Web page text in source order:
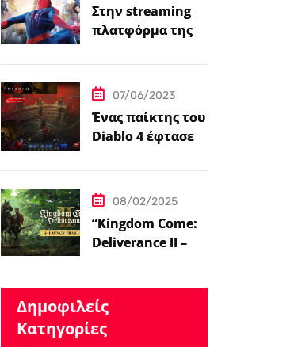
βιντεοπαιχνιδιού στον
κινηματογράφο
Στην streaming
πλατφόρμα της
σήμερα πέντε
ταινίες Spider-
Man
07/06/2023
Ένας παίκτης του
Diablo 4 έφτασε
08/02/2025
“Kingdom Come:
Deliverance II – Η
Κόσμο με Νέα
Βελτιωμένα
Χαρακτηριστικά”
Δημοφιλείς
Κατηγορίες